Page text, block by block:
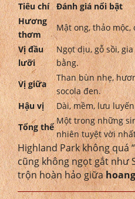
Tiêu chí
Đánh giá nổi bật
Hương
thơm
Mật ong, thảo mộc,
Vị đầu
lưỡi
Ngọt dịu, gỗ sồi,
bằng.
Vị giữa
Than bùn nhẹ,
socola đen.
Hậu vị
Dài, mềm, lưu
Tổng thể
Một trong những
nhiên tuyệt vời
Highland Park không quá
cũng không ngọt gắt như
trộn hoàn hảo giữa